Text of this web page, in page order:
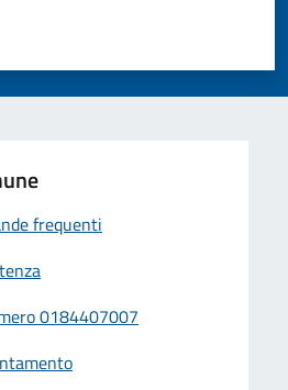
su 5
su 5
5
frequenti
0184407007